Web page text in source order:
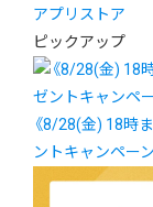
アプリストア
ピックアップ
《8/28(金) 18時
ントキャンペーン